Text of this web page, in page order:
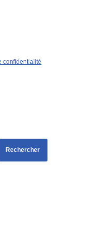
confidentialité
Rechercher